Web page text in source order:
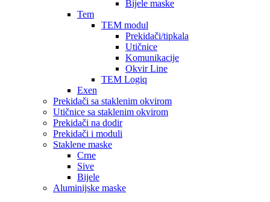
Bijele maske
Tem
TEM modul
Prekidači/tipkala
Utičnice
Komunikacije
Okvir Line
TEM Logiq
Exen
Prekidači sa staklenim okvirom
Utičnice sa staklenim okvirom
Prekidači na dodir
Prekidači i moduli
Staklene maske
Crne
Sive
Bijele
Aluminijske maske